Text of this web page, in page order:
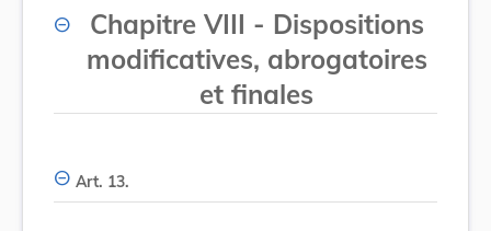
Chapitre VIII - Dispositions
modificatives, abrogatoires
et finales
Art. 13.